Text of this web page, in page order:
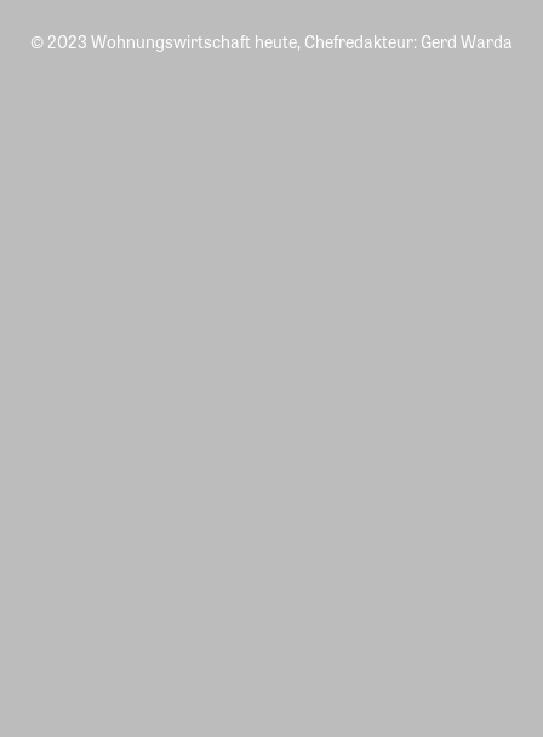
© 2023 Wohnungswirtschaft heute, Chefredakteur: Gerd Warda